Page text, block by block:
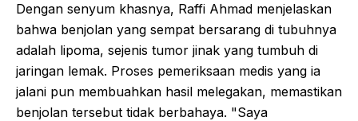
Dengan senyum khasnya, Raffi Ahmad menjelaskan
bahwa benjolan yang sempat bersarang di tubuhnya
adalah lipoma, sejenis tumor jinak yang tumbuh di
jaringan lemak. Proses pemeriksaan medis yang ia
jalani pun membuahkan hasil melegakan, memastikan
benjolan tersebut tidak berbahaya. "Saya